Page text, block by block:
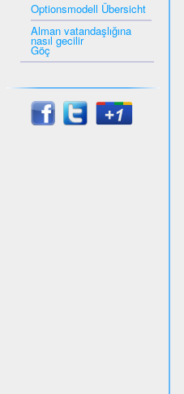
Optionsmodell Übersicht
Alman vatandaşlığına
nasıl gecilir
Göç